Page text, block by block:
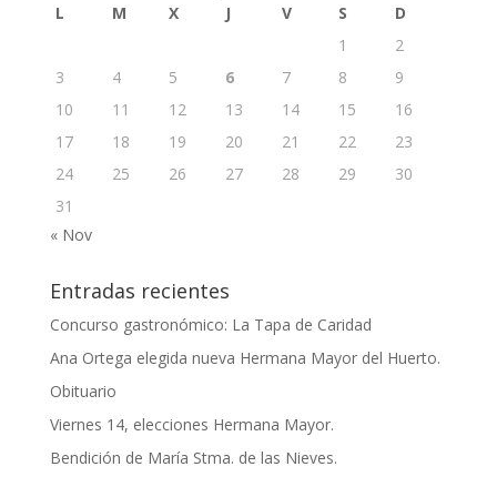
L M X J V S
D
1
2
3
4 5 6 7 8
9
10
11 12 13 14 15
16
17
18 19 20 21 22
23
24
25 26 27 28 29
30
31
« Nov
Entradas recientes
Concurso gastronómico: La Tapa de Caridad
Ana Ortega elegida nueva Hermana Mayor del Huerto.
Obituario
Viernes 14, elecciones Hermana Mayor.
Bendición de María Stma. de las Nieves.